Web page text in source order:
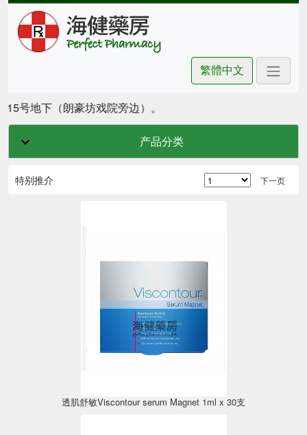
繁體中文
地下（朗豪坊戏院旁边）。
产品分类
特别推介 下一页
透肌舒敏Viscontour serum Magnet 1ml x 30支